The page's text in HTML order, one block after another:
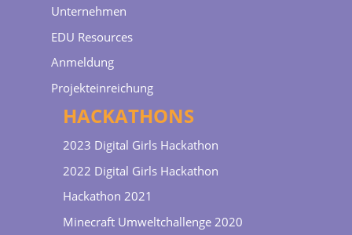
Unternehmen
EDU Resources
Anmeldung
Projekteinreichung
HACKATHONS
2023 Digital Girls Hackathon
2022 Digital Girls Hackathon
Hackathon 2021
Minecraft Umweltchallenge 2020